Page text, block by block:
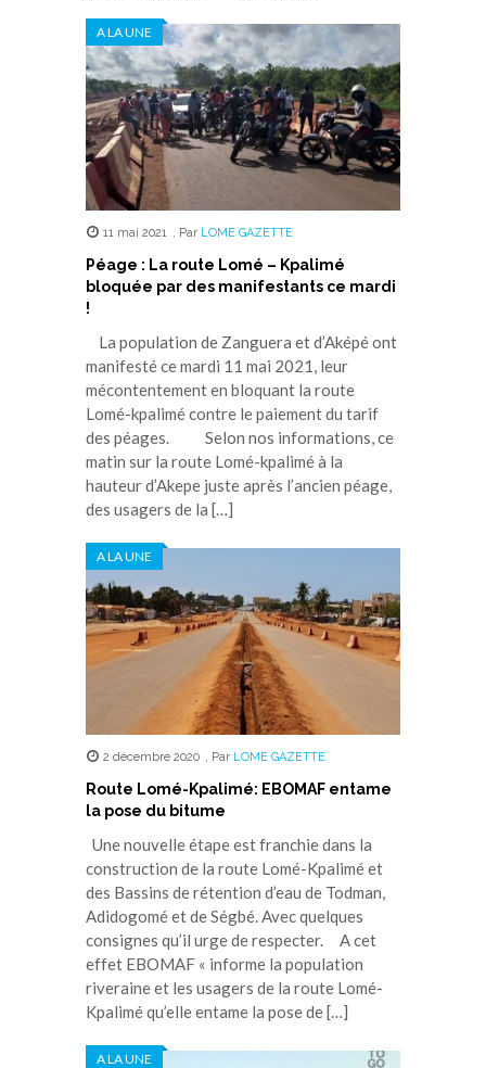
A LA UNE
11 mai 2021 , Par LOME GAZETTE
Péage : La route Lomé – Kpalimé
bloquée par des manifestants ce mardi
!
La population de Zanguera et d’Aképé ont
manifesté ce mardi 11 mai 2021, leur
mécontentement en bloquant la route
Lomé-kpalimé contre le paiement du tarif
des péages. Selon nos informations, ce
matin sur la route Lomé-kpalimé à la
hauteur d’Akepe juste après l’ancien péage,
des usagers de la […]
A LA UNE
2 décembre 2020 , Par LOME GAZETTE
Route Lomé-Kpalimé: EBOMAF entame
la pose du bitume
Une nouvelle étape est franchie dans la
construction de la route Lomé-Kpalimé et
des Bassins de rétention d’eau de Todman,
Adidogomé et de Ségbé. Avec quelques
consignes qu’il urge de respecter. A cet
effet EBOMAF « informe la population
riveraine et les usagers de la route Lomé-
Kpalimé qu’elle entame la pose de […]
A LA UNE